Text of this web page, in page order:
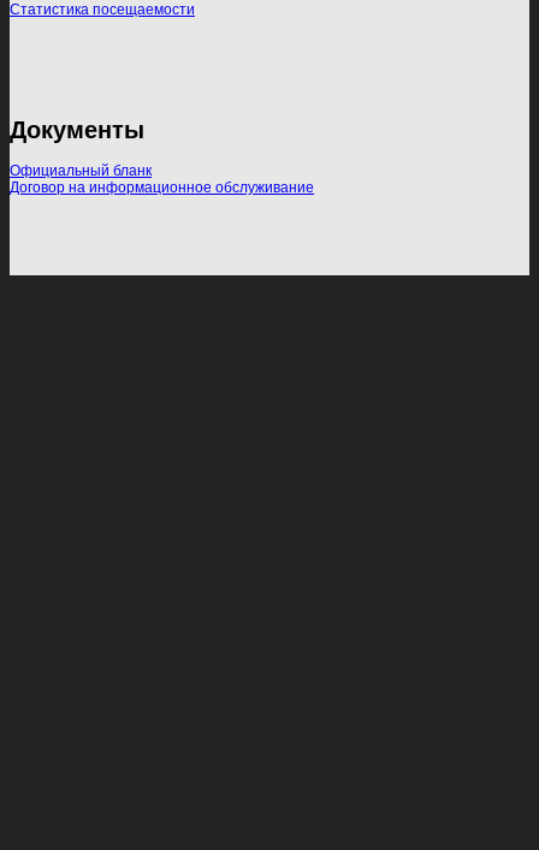
Статистика посещаемости
Документы
Официальный бланк
Договор на информационное обслуживание